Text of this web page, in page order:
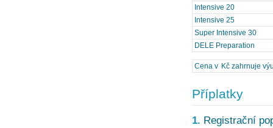
Intensive 20
Intensive 25
Super Intensive 30
DELE Preparation
Cena v Kč zahrnuje
Příplatky
1. Registrační